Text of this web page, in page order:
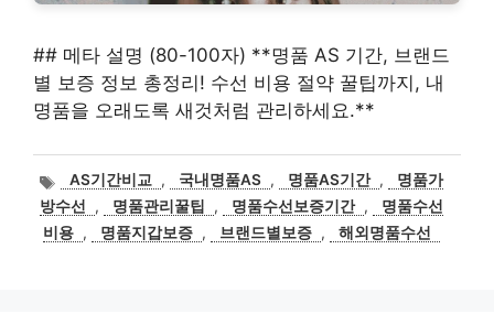
## 메타 설명 (80-100자) **명품 AS 기간, 브랜드
별 보증 정보 총정리! 수선 비용 절약 꿀팁까지, 내
명품을 오래도록 새것처럼 관리하세요.**
태
그
AS기간비교 , 국내명품AS , 명품AS기간 ,
명품가
방수선
, 명품관리꿀팁 , 명품수선보증기간 ,
명품수선
비용 , 명품지갑보증 , 브랜드별보증 , 해외명품수선